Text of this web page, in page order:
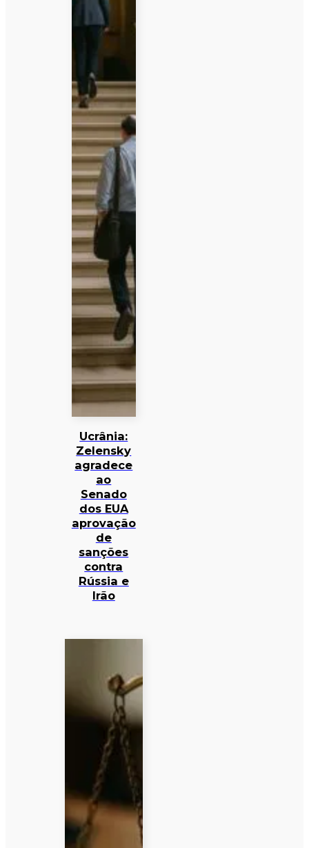
Ucrânia:
Zelensky
agradece
ao
Senado
dos EUA
aprovação
de
sanções
contra
Rússia e
Irão